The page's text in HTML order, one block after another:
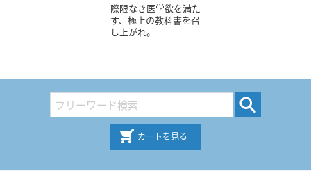
際限なき医学欲を満た
す、極上の教科書を召
し上がれ。
カートを見る